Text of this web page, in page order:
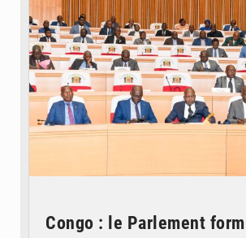
Congo : le Parlement